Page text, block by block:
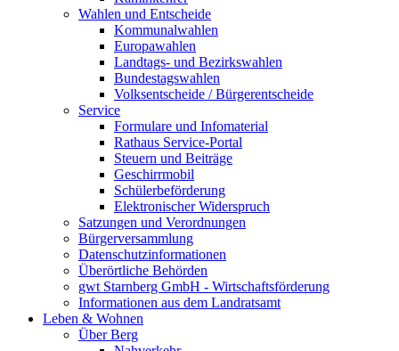
Wahlen und Entscheide
Kommunalwahlen
Europawahlen
Landtags- und Bezirkswahlen
Bundestagswahlen
Volksentscheide / Bürgerentscheide
Service
Formulare und Infomaterial
Rathaus Service-Portal
Steuern und Beiträge
Geschirrmobil
Schülerbeförderung
Elektronischer Widerspruch
Satzungen und Verordnungen
Bürgerversammlung
Datenschutzinformationen
Überörtliche Behörden
gwt Starnberg GmbH - Wirtschaftsförderung
Informationen aus dem Landratsamt
Leben & Wohnen
Über Berg